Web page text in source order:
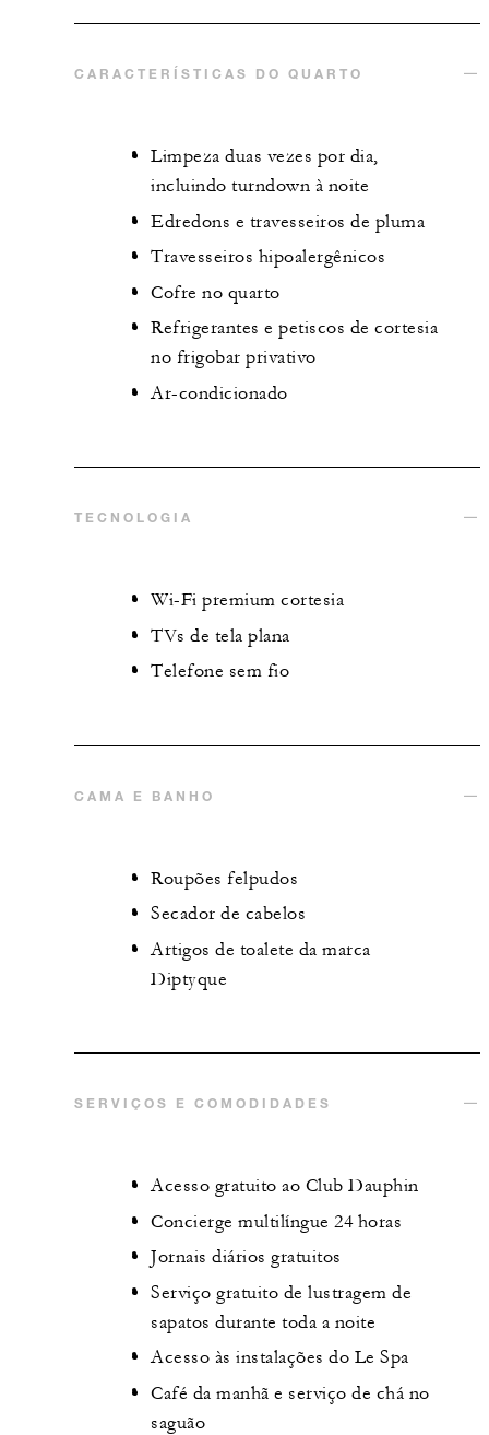
CARACTERÍSTICAS DO QUARTO
Limpeza duas vezes por dia,
incluindo turndown à noite
Edredons e travesseiros de pluma
Travesseiros hipoalergênicos
Cofre no quarto
Refrigerantes e petiscos de cortesia
no frigobar privativo
Ar-condicionado
TECNOLOGIA
Wi-Fi premium cortesia
TVs de tela plana
Telefone sem fio
CAMA E BANHO
Roupões felpudos
Secador de cabelos
Artigos de toalete da marca
Diptyque
SERVIÇOS E COMODIDADES
Acesso gratuito ao Club Dauphin
Concierge multilíngue 24 horas
Jornais diários gratuitos
Serviço gratuito de lustragem de
sapatos durante toda a noite
Acesso às instalações do Le Spa
Café da manhã e serviço de chá no
saguão